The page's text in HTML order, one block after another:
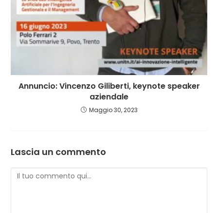
Annuncio: Vincenzo Giliberti, keynote speaker
aziendale
Maggio 30, 2023
Lascia un commento
Commento